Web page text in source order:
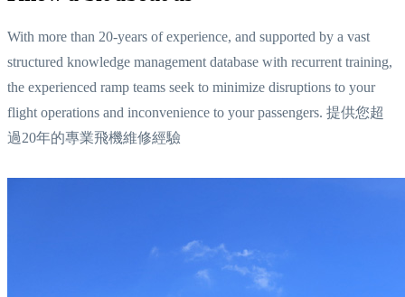
With more than 20-years of experience, and supported by a vast
structured knowledge management database with recurrent training,
the experienced ramp teams seek to minimize disruptions to your
flight operations and inconvenience to your passengers. 提供您超
過20年的專業飛機維修經驗